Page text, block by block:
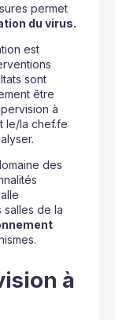
permet
du virus.
est
sont
être
à
le/la chef.fe
des
salles de la
à